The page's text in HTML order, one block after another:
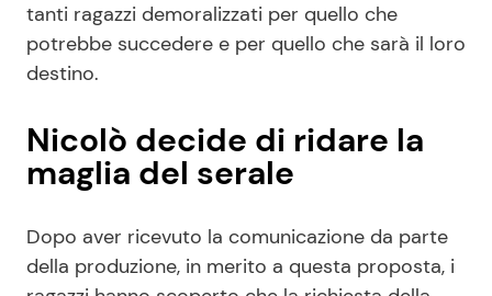
tanti ragazzi demoralizzati per quello che
potrebbe succedere e per quello che sarà il loro
destino.
Nicolò decide di ridare la
maglia del serale
Dopo aver ricevuto la comunicazione da parte
della produzione, in merito a questa proposta, i